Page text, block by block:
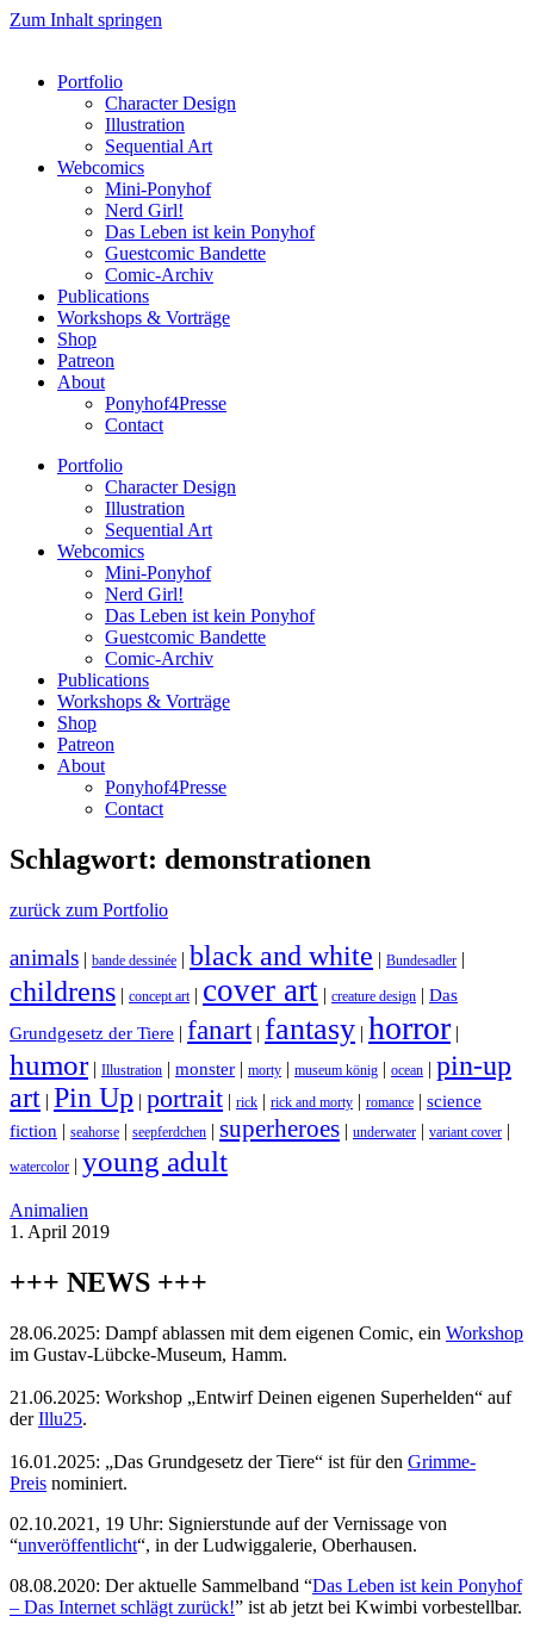
Zum Inhalt springen
Portfolio
Character Design
Illustration
Sequential Art
Webcomics
Mini-Ponyhof
Nerd Girl!
Das Leben ist kein Ponyhof
Guestcomic Bandette
Comic-Archiv
Publications
Workshops & Vorträge
Shop
Patreon
About
Ponyhof4Presse
Contact
Portfolio
Character Design
Illustration
Sequential Art
Webcomics
Mini-Ponyhof
Nerd Girl!
Das Leben ist kein Ponyhof
Guestcomic Bandette
Comic-Archiv
Publications
Workshops & Vorträge
Shop
Patreon
About
Ponyhof4Presse
Contact
Schlagwort: demonstrationen
zurück zum Portfolio
animals | bande dessinée | black and white | Bundesadler |
childrens | concept art | cover art | creature design | Das
Grundgesetz der Tiere | fanart | fantasy | horror |
humor| Illustration | monster | morty | museum könig | ocean | pin-up
art | Pin Up | portrait | rick | rick and morty | romance | science
fiction | seahorse | seepferdchen | superheroes | underwater | variant cover |
watercolor | young adult
Animalien
1. April 2019
+++ NEWS +++
28.06.2025: Dampf ablassen mit dem eigenen Comic, ein Workshop
im Gustav-Lübcke-Museum, Hamm.
21.06.2025: Workshop „Entwirf Deinen eigenen Superhelden“ auf
derIllu25.
16.01.2025: „Das Grundgesetz der Tiere“ ist für den Grimme-
Preis nominiert.
02.10.2021, 19 Uhr: Signierstunde auf der Vernissage von
“unveröffentlicht“, in der Ludwiggalerie, Oberhausen.
08.08.2020: Der aktuelle Sammelband “Das Leben ist kein Ponyhof
– Das Internet schlägt zurück!” ist ab jetzt bei Kwimbi vorbestellbar.